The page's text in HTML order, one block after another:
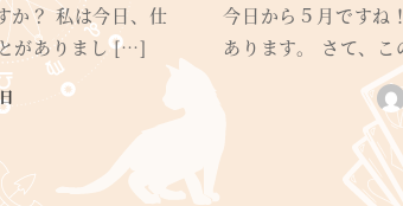
か？ 私は今日、仕
がありまし […]
今日から５月ですね
あります。 さて、